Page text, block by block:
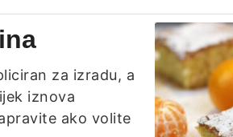
za izradu, a
iznova
ako volite